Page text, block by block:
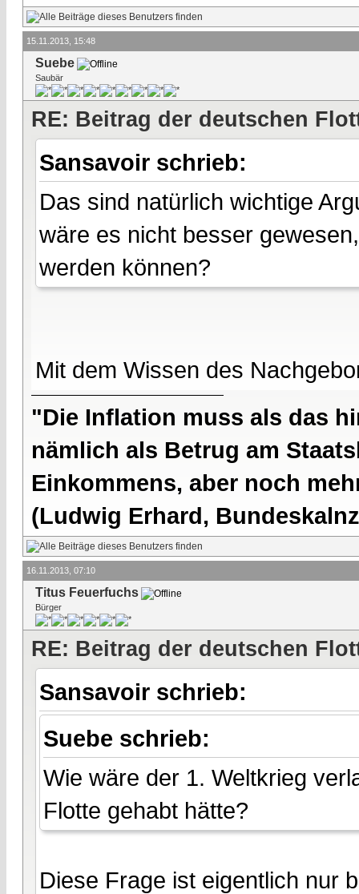
15.11.2013, 15:48
Suebe
Saubär
RE: Beitrag der deutschen
Sansavoir schrieb:
Das sind natürlich wichtige
wäre es nicht besser
werden können?
Mit dem Wissen des
"Die Inflation muss als das
nämlich als Betrug am
Einkommens, aber noch
(Ludwig Erhard,
16.11.2013, 07:10
Titus Feuerfuchs
Bürger
RE: Beitrag der deutschen
Sansavoir schrieb:
Suebe schrieb:
Wie wäre der 1. Weltkrieg
Flotte gehabt hätte?
Diese Frage ist eigentlich nur